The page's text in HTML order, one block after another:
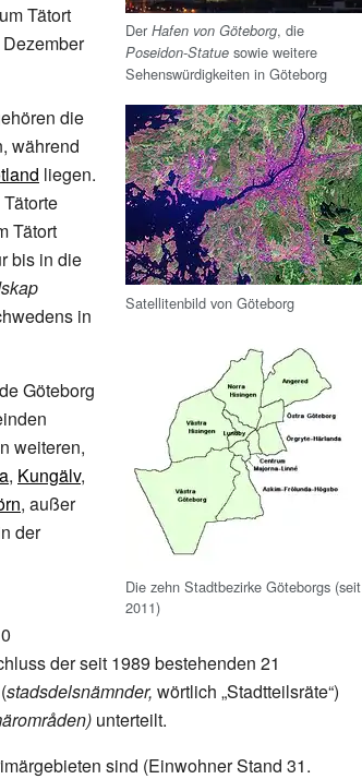
Der Hafen von Göteborg, die
Poseidon-Statue sowie weitere
Sehenswürdigkeiten in Göteborg
Satellitenbild von Göteborg
Die zehn Stadtbezirke Göteborgs (seit
2011)
Tätort
die
während
liegen.
Tätort
bis in die
in
Göteborg
weiteren,
, Kungälv,
, außer
der
der seit 1989 bestehenden 21
stadsdelsnämnder, wörtlich „Stadtteilsräte“)
unterteilt.
sind (Einwohner Stand 31.